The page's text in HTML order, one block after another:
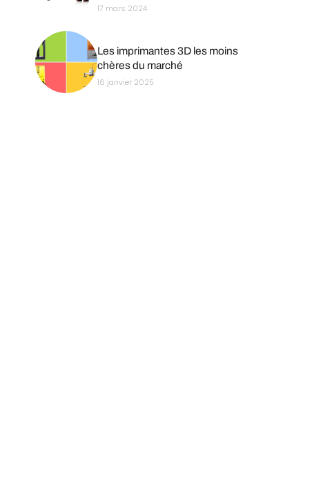
17 mars 2024
Les imprimantes 3D les moins
chères du marché
16 janvier 2025